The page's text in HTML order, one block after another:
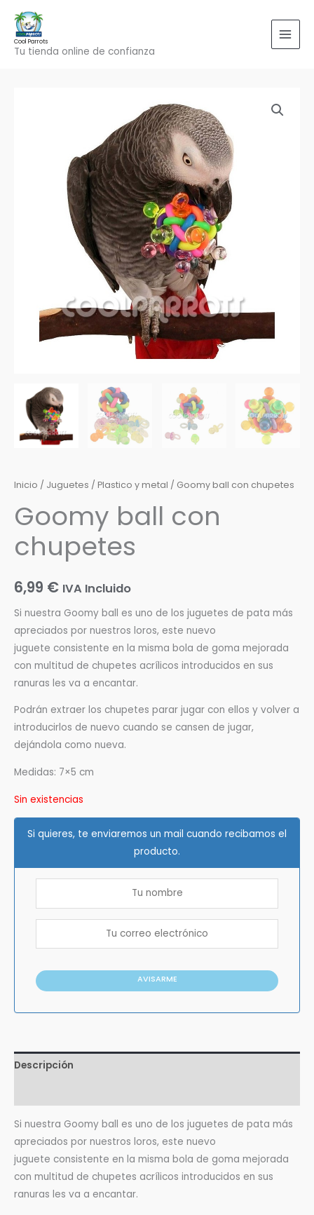
contenido
Cool Parrots
Tu tienda online de confianza
Inicio / Juguetes / Plastico y metal / Goomy ball con chupetes
Goomy ball con
chupetes
6,99 € IVA Incluido
Si nuestra Goomy ball es uno de los juguetes de pata más
apreciados por nuestros loros, este nuevo
juguete consistente en la misma bola de goma mejorada
con multitud de chupetes acrílicos introducidos en sus
ranuras les va a encantar.
Podrán extraer los chupetes parar jugar con ellos y volver a
introducirlos de nuevo cuando se cansen de jugar,
dejándola como nueva.
Medidas: 7×5 cm
Sin existencias
Si quieres, te enviaremos un mail cuando recibamos el
producto.
AVISARME
Descripción
Si nuestra Goomy ball es uno de los juguetes de pata más
apreciados por nuestros loros, este nuevo
juguete consistente en la misma bola de goma mejorada
con multitud de chupetes acrílicos introducidos en sus
ranuras les va a encantar.